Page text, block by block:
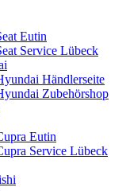
Eutin
Service Lübeck
Händlerseite
Zubehörshop
Eutin
Service Lübeck